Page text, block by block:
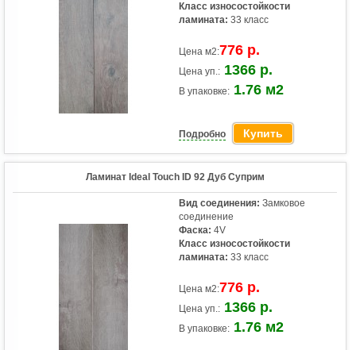
Класс износостойкости
ламината: 33 класс
Цена м2:776 р.
Цена уп.: 1366 р.
В упаковке: 1.76 м2
Подробно Купить
Ламинат Ideal Touch ID 92 Дуб Суприм
Вид соединения: Замковое
соединение
Фаска: 4V
Класс износостойкости
ламината: 33 класс
Цена м2:776 р.
Цена уп.: 1366 р.
В упаковке: 1.76 м2